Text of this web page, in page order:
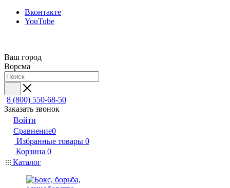
Вконтакте
YouTube
Ваш город
Ворсма
8 (800) 550-68-50
Заказать звонок
Войти
Сравнение0
Избранные товары 0
Корзина 0
Каталог